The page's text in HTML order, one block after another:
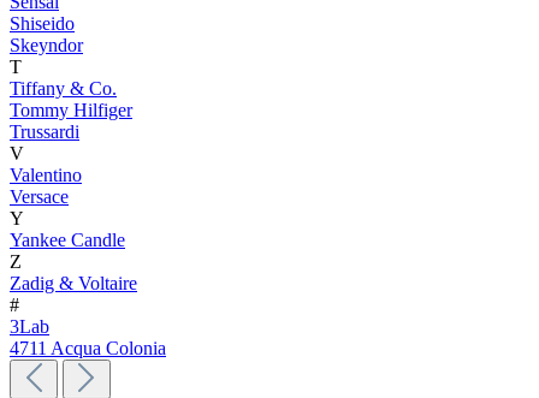
Shiseido
Skeyndor
T
Tiffany & Co.
Tommy Hilfiger
Trussardi
V
Valentino
Versace
Y
Yankee Candle
Z
Zadig & Voltaire
#
3Lab
4711 Acqua Colonia